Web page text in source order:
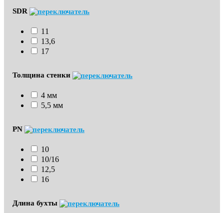
SDR
11
13,6
17
Толщина стенки
4 мм
5,5 мм
PN
10
10/16
12,5
16
Длина бухты